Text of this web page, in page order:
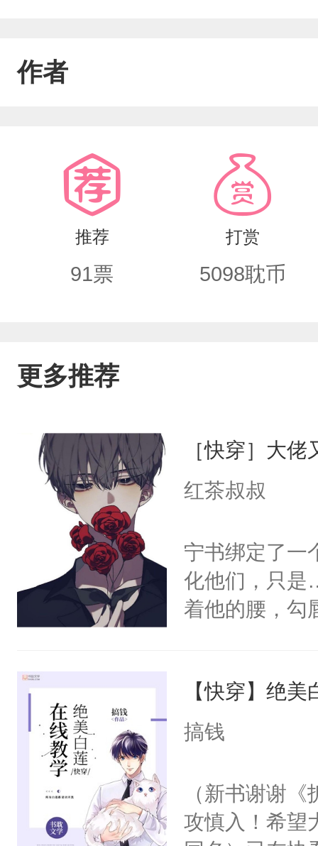
小皇帝受书名取自唐代于季子的《咏
作者
推荐
91票
打赏
5098耽币
更多推荐
［快穿］大
红茶叔叔
宁书绑定了一
化他们，只是
着他的腰，勾
来，给老公
用力——为你
【快穿】绝
搞钱
（新书谢谢
攻慎入！希望